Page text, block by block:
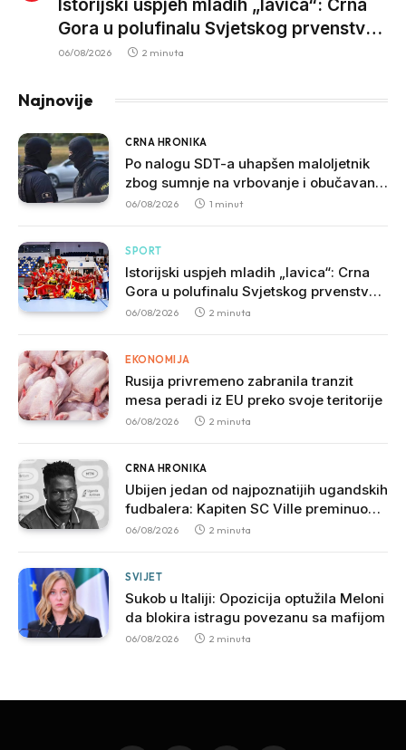
Istorijski uspjeh mladih „lavica“: Crna
Gora u polufinalu Svjetskog prvenstva
nakon pobjede nad Slovačkom
06/08/2026 2 minuta
Najnovije
CRNA HRONIKA
Po nalogu SDT-a uhapšen maloljetnik
zbog sumnje na vrbovanje i obučavanje
za izvršenje terorističkih djela
06/08/2026 1 minut
SPORT
Istorijski uspjeh mladih „lavica“: Crna
Gora u polufinalu Svjetskog prvenstva
nakon pobjede nad Slovačkom
06/08/2026 2 minuta
EKONOMIJA
Rusija privremeno zabranila tranzit
mesa peradi iz EU preko svoje teritorije
06/08/2026 2 minuta
CRNA HRONIKA
Ubijen jedan od najpoznatijih ugandskih
fudbalera: Kapiten SC Ville preminuo
nakon brutalnog napada
06/08/2026 2 minuta
SVIJET
Sukob u Italiji: Opozicija optužila Meloni
da blokira istragu povezanu sa mafijom
06/08/2026 2 minuta